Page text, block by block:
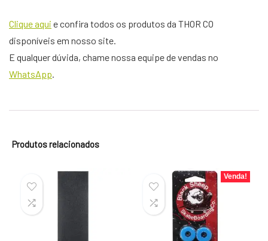
Clique aqui e confira todos os produtos da THOR CO
disponíveis em nosso site.
E qualquer dúvida, chame nossa equipe de vendas no
WhatsApp.
Produtos relacionados
Venda!